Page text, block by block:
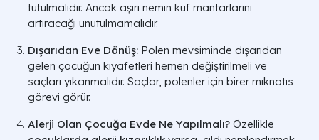
tutulmalıdır. Ancak aşırı nemin küf mantarlarını
artıracağı unutulmamalıdır.
Dışarıdan Eve Dönüş: Polen mevsiminde dışarıdan
gelen çocuğun kıyafetleri hemen değiştirilmeli ve
saçları yıkanmalıdır. Saçlar, polenler için birer mıknatıs
görevi görür.
Alerji Olan Çocuğa Evde Ne Yapılmalı? Özellikle